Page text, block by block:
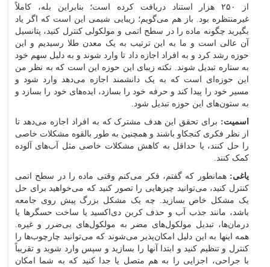
از ۲۵۰ هزار استناد دریافت کرده است؛ بنابراین بله، کاملاً
غیرمنتظره بود. باز هم می‌گویم؛ زیبایی شیمی این است که اگر یاد
بگیرید چگونه ماده را در سطح اتمی و مولکولی کنترل کنید، پتانسیل
آن عالی است و ما به این ترتیب به یک معدن طلا رسیدیم و این
حوزه رشد کرد و به افراد اجازه داد تا وارد شوند و به دلیل سهم خود
به ستاره تبدیل شوند. نکته زیبای این حوزه این است که به نظر من
این حوزه‌ای است که به یک دانشمند اجازه می‌دهد وارد شود و
مسیر خود را پیدا کند و حرفه خود را بسازد، ایده‌های خود را بسازد و
به ستون‌های این حوزه تبدیل شود.
اسمیت: برای تحقق این هدف مشترک که به افراد اجازه می‌دهد تا
از نظر فکری کنجکاو باشند و همچنین به طور بالقوه مشکلات خاصی
را حل کنند، یا حداقل به کاهش مشکلات خاصی مثل آب‌های آلوده
کمک کنند.
یاغی: همانطور که گفتم، فکر می‌کنم وقتی ماده را در سطح اتمی
کنترل کنید، می‌توانید چیز‌هایی را تصور کنید که می‌خواهید برای حل
یک مشکل خاص بسازید. چه یک مشکل بزرگ پیش روی جامعه
باشد، مانند جذب آب و حذف کربن دی‌اکسید یا ساخت حسگر‌ها یا
درمان‌ها، تبدیل مولکول‌های مضر به مولکول‌های بی‌ضرر و غیره.
همه اینها به این دلیل امکان‌پذیر می‌شوند که می‌توانید چارچوب‌ها را
کنترل و تنظیم کنید و ابتدا آنها را بسازید و سپس وارد شوید و تقریباً
با جراحی، اجزایی را به هم متصل یا جدا کنید که به شما امکان